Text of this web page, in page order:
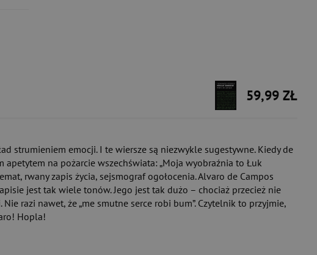
59,99 ZŁ
strumieniem emocji. I te wiersze są niezwykle sugestywne. Kiedy de
apetytem na pożarcie wszechświata: „Moja wyobraźnia to Łuk
rwany zapis życia, sejsmograf ogołocenia. Alvaro de Campos
jest tak wiele tonów. Jego jest tak dużo – chociaż przecież nie
razi nawet, że „me smutne serce robi bum”. Czytelnik to przyjmie,
Hopla!